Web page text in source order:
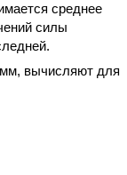
среднее
силы
вычисляют для